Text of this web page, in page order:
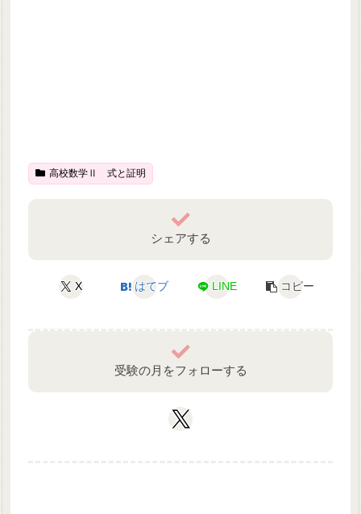
高校数学Ⅱ 式と証明
シェアする
X はてブ LINE コピー
受験の月をフォローする